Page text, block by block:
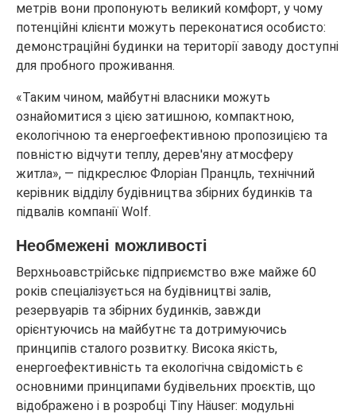
метрів вони пропонують великий комфорт, у чому
потенційні клієнти можуть переконатися особисто:
демонстраційні будинки на території заводу доступні
для пробного проживання.
«Таким чином, майбутні власники можуть
ознайомитися з цією затишною, компактною,
екологічною та енергоефективною пропозицією та
повністю відчути теплу, дерев'яну атмосферу
житла», — підкреслює Флоріан Пранцль, технічний
керівник відділу будівництва збірних будинків та
підвалів компанії Wolf.
Необмежені можливості
Верхньоавстрійськє підприємство вже майже 60
років спеціалізується на будівництві залів,
резервуарів та збірних будинків, завжди
орієнтуючись на майбутнє та дотримуючись
принципів сталого розвитку. Висока якість,
енергоефективність та екологічна свідомість є
основними принципами будівельних проєктів, що
відображено і в розробці Tiny Häuser: модульні